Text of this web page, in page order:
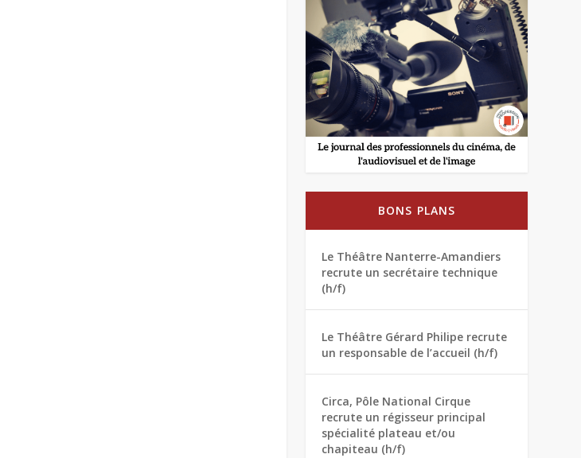
BONS PLANS
Le Théâtre Nanterre-Amandiers
recrute un secrétaire technique
(h/f)
Le Théâtre Gérard Philipe recrute
un responsable de l’accueil (h/f)
Circa, Pôle National Cirque
recrute un régisseur principal
spécialité plateau et/ou
chapiteau (h/f)